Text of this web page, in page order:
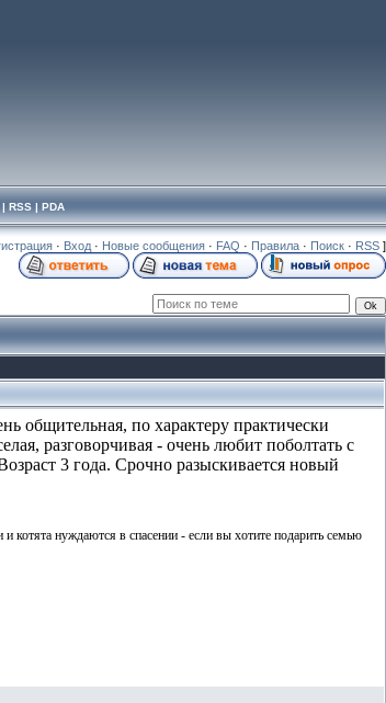
| RSS| PDA
· Вход · Новые сообщения · FAQ · Правила · Поиск · RSS ]
общительная, по характеру практически
разговорчивая - очень любит поболтать с
3 года. Срочно разыскивается новый
нуждаются в спасении - если вы хотите подарить семью